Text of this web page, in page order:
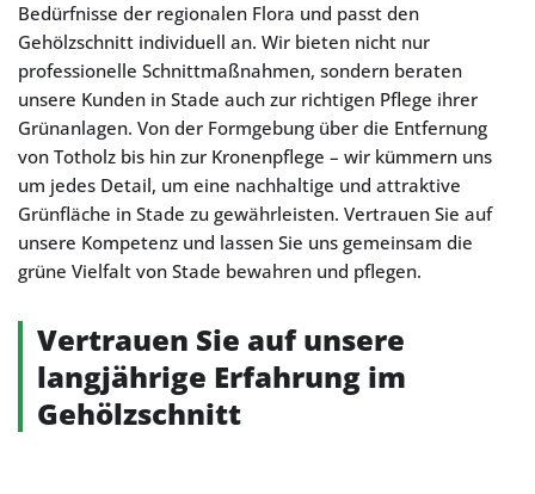
Bedürfnisse der regionalen Flora und passt den
Gehölzschnitt individuell an. Wir bieten nicht nur
professionelle Schnittmaßnahmen, sondern beraten
unsere Kunden in Stade auch zur richtigen Pflege ihrer
Grünanlagen. Von der Formgebung über die Entfernung
von Totholz bis hin zur Kronenpflege – wir kümmern uns
um jedes Detail, um eine nachhaltige und attraktive
Grünfläche in Stade zu gewährleisten. Vertrauen Sie auf
unsere Kompetenz und lassen Sie uns gemeinsam die
grüne Vielfalt von Stade bewahren und pflegen.
Vertrauen Sie auf unsere
langjährige Erfahrung im
Gehölzschnitt